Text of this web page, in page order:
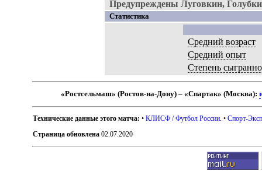
Предупреждены Луговкин,
Статистика
Средний возраст
Средний опыт
Степень
«Ростсельмаш» (Ростов-на-Дону) – «Спартак» (Москва):
Технические данные этого матча: •КЛИСФ / Футбол России . •Спорт-
Страница обновлена 02.07.2020